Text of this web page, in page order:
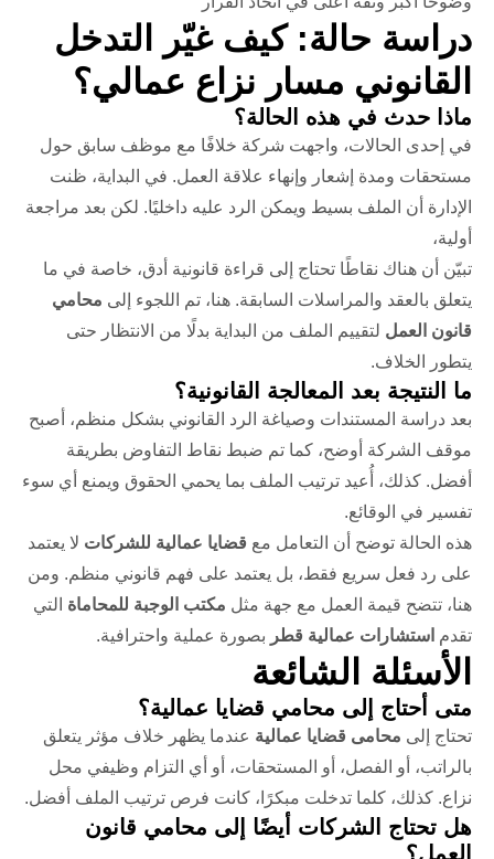
دراسة حالة: كيف غيّر التدخل
القانوني مسار نزاع عمالي؟
ماذا حدث في هذه الحالة؟
في إحدى الحالات، واجهت شركة خلافًا مع موظف سابق حول
مستحقات ومدة إشعار وإنهاء علاقة العمل. في البداية، ظنت
الإدارة أن الملف بسيط ويمكن الرد عليه داخليًا. لكن بعد مراجعة
أولية،
تبيّن أن هناك نقاطًا تحتاج إلى قراءة قانونية أدق، خاصة في ما
يتعلق بالعقد والمراسلات السابقة. هنا، تم اللجوء إلى محامي
قانون العمل لتقييم الملف من البداية بدلًا من الانتظار حتى
يتطور الخلاف.
ما النتيجة بعد المعالجة القانونية؟
بعد دراسة المستندات وصياغة الرد القانوني بشكل منظم، أصبح
موقف الشركة أوضح، كما تم ضبط نقاط التفاوض بطريقة
أفضل. كذلك، أُعيد ترتيب الملف بما يحمي الحقوق ويمنع أي سوء
تفسير في الوقائع.
هذه الحالة توضح أن التعامل مع قضايا عمالية للشركات لا يعتمد
على رد فعل سريع فقط، بل يعتمد على فهم قانوني منظم. ومن
هنا، تتضح قيمة العمل مع جهة مثل مكتب الوجبة للمحاماة التي
تقدم استشارات عمالية قطر بصورة عملية واحترافية.
الأسئلة الشائعة
متى أحتاج إلى محامي قضايا عمالية؟
تحتاج إلى محامى قضايا عمالية عندما يظهر خلاف مؤثر يتعلق
بالراتب، أو الفصل، أو المستحقات، أو أي التزام وظيفي محل
نزاع. كذلك، كلما تدخلت مبكرًا، كانت فرص ترتيب الملف أفضل.
هل تحتاج الشركات أيضًا إلى محامي قانون
العمل؟